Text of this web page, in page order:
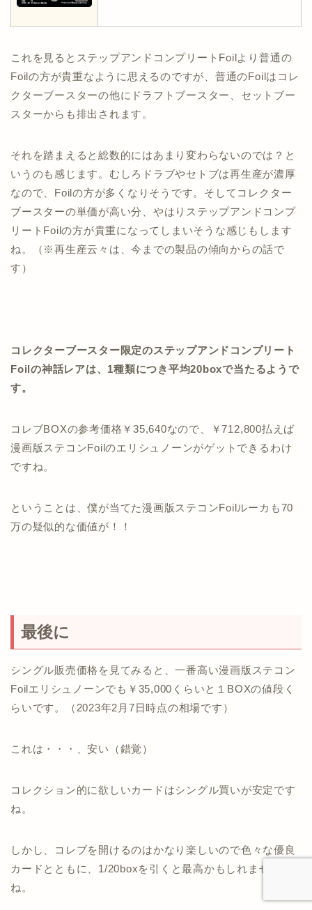
これを見るとステップアンドコンプリートFoilより普通の
Foilの方が貴重なように思えるのですが、普通のFoilはコレ
クターブースターの他にドラフトブースター、セットブー
スターからも排出されます。
それを踏まえると総数的にはあまり変わらないのでは？と
いうのも感じます。むしろドラブやセトブは再生産が濃厚
なので、Foilの方が多くなりそうです。そしてコレクター
ブースターの単価が高い分、やはりステップアンドコンプ
リートFoilの方が貴重になってしまいそうな感じもします
ね。（※再生産云々は、今までの製品の傾向からの話で
す）
コレクターブースター限定のステップアンドコンプリート
Foilの神話レアは、1種類につき平均20boxで当たるようで
す。
コレブBOXの参考価格￥35,640なので、￥712,800払えば
漫画版ステコンFoilのエリシュノーンがゲットできるわけ
ですね。
ということは、僕が当てた漫画版ステコンFoilルーカも70
万の疑似的な価値が！！
最後に
シングル販売価格を見てみると、一番高い漫画版ステコン
Foilエリシュノーンでも￥35,000くらいと１BOXの値段く
らいです。（2023年2月7日時点の相場です）
これは・・・、安い（錯覚）
コレクション的に欲しいカードはシングル買いが安定です
ね。
しかし、コレブを開けるのはかなり楽しいので色々な優良
カードとともに、1/20boxを引くと最高かもしれません
ね。